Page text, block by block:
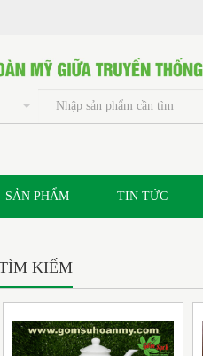
SẢN PHẨM TIN TỨC
KIẾM